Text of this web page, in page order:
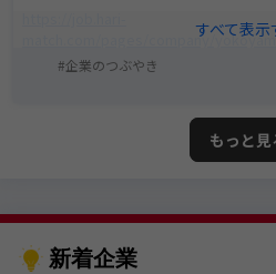
match.com/pages/company/
企業のつぶやき
もっと見
新着企業